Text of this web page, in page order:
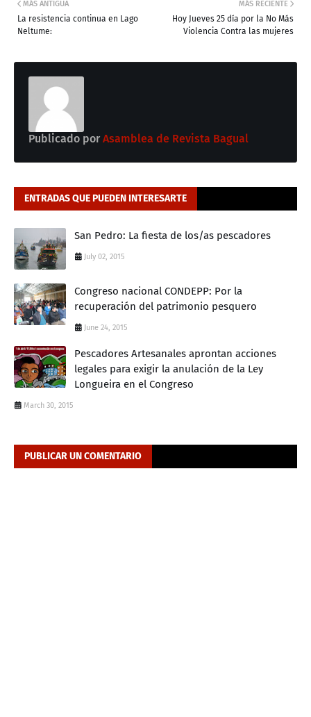
MÁS RECIENTE
Hoy Jueves 25 día por la No Más
Violencia Contra las mujeres
MÁS ANTIGUA
La resistencia continua en Lago
Neltume:
Publicado por Asamblea de Revista Bagual
ENTRADAS QUE PUEDEN INTERESARTE
San Pedro: La fiesta de los/as pescadores
July 02, 2015
Congreso nacional CONDEPP: Por la
recuperación del patrimonio pesquero
June 24, 2015
Pescadores Artesanales aprontan acciones
legales para exigir la anulación de la Ley
Longueira en el Congreso
March 30, 2015
PUBLICAR UN COMENTARIO